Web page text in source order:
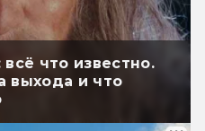
что известно.
выхода и что